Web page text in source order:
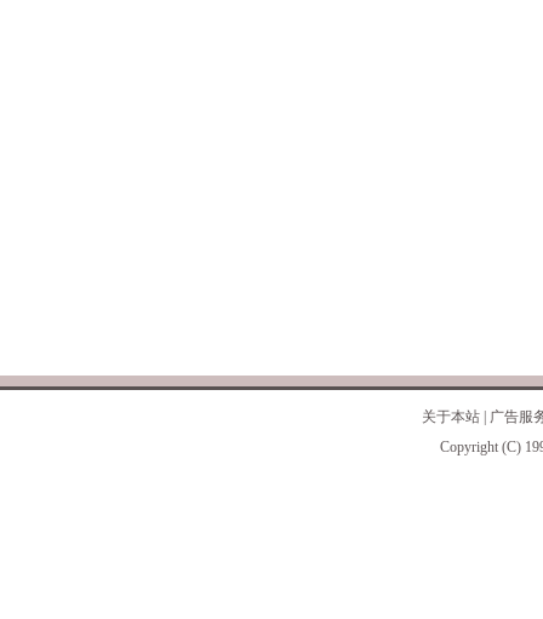
关于本站
广告服
Copyright (C)